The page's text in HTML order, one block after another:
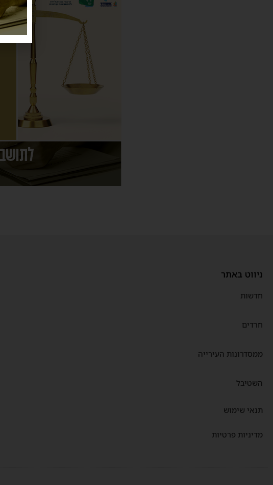
ניווט באתר
חדשות
חרדים
ממסדרונות העירייה
השטיבל
תנאי שימוש
מדיניות פרטיות